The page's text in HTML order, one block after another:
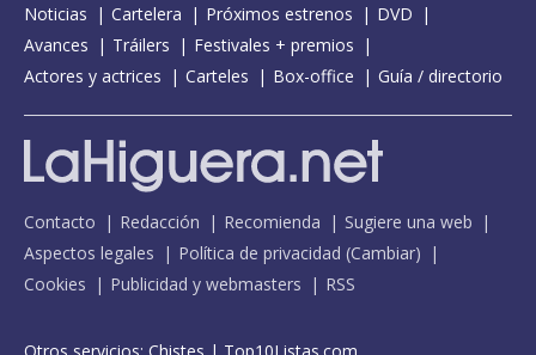
Noticias Cartelera Próximos estrenos
DVD
Avances
Tráilers
Festivales + premios
Actores y actrices
Carteles Box-office Guía / directorio
Contacto Redacción Recomienda
Sugiere una web
Aspectos legales
Política de privacidad (Cambiar)
Cookies
Publicidad y webmasters RSS
Otros servicios: Chistes | Top10Listas.com